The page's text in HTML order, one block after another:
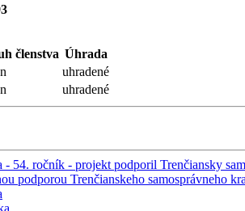
členstva Úhrada
uhradené
uhradené
podporou Trenčianskeho samosprávneho